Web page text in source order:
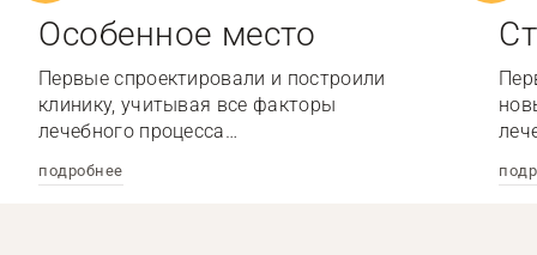
Особенное место
Первые спроектировали и построили
клинику, учитывая все факторы
лечебного процесса…
подробнее